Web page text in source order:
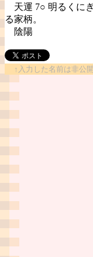
天運 7○ 明るくに
る家柄。
陰陽
↑入力した名前は非公